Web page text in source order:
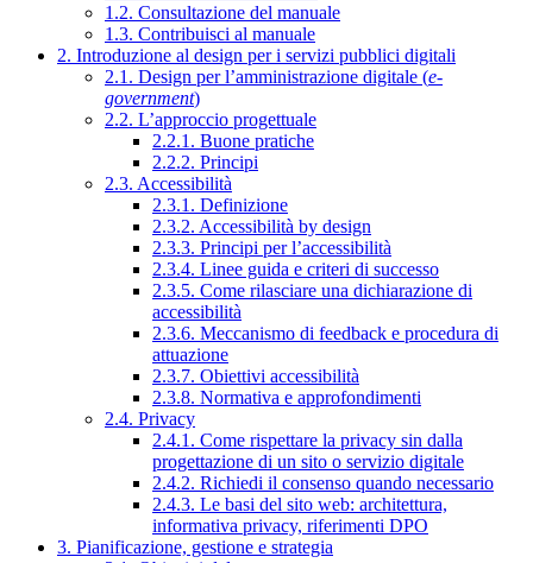
1.2. Consultazione del manuale
1.3. Contribuisci al manuale
2. Introduzione al design per i servizi pubblici digitali
2.1. Design per l’amministrazione digitale (e-
government)
2.2. L’approccio progettuale
2.2.1. Buone pratiche
2.2.2. Principi
2.3. Accessibilità
2.3.1. Definizione
2.3.2. Accessibilità by design
2.3.3. Principi per l’accessibilità
2.3.4. Linee guida e criteri di successo
2.3.5. Come rilasciare una dichiarazione di
accessibilità
2.3.6. Meccanismo di feedback e procedura di
attuazione
2.3.7. Obiettivi accessibilità
2.3.8. Normativa e approfondimenti
2.4. Privacy
2.4.1. Come rispettare la privacy sin dalla
progettazione di un sito o servizio digitale
2.4.2. Richiedi il consenso quando necessario
2.4.3. Le basi del sito web: architettura,
informativa privacy, riferimenti DPO
3. Pianificazione, gestione e strategia